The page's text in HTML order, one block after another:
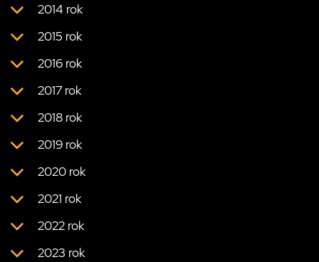
2014 rok
2015 rok
2016 rok
2017 rok
2018 rok
2019 rok
2020 rok
2021 rok
2022 rok
2023 rok